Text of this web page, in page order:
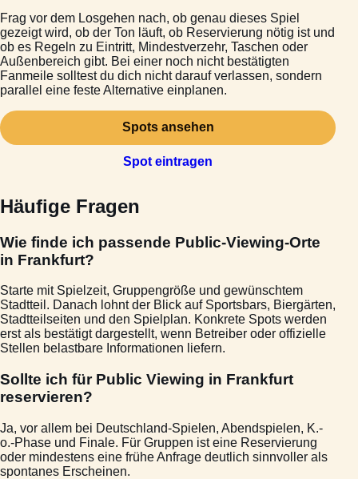
Frag vor dem Losgehen nach, ob genau dieses Spiel
gezeigt wird, ob der Ton läuft, ob Reservierung nötig ist und
ob es Regeln zu Eintritt, Mindestverzehr, Taschen oder
Außenbereich gibt. Bei einer noch nicht bestätigten
Fanmeile solltest du dich nicht darauf verlassen, sondern
parallel eine feste Alternative einplanen.
Spots ansehen
Spot eintragen
Häufige Fragen
Wie finde ich passende Public-Viewing-Orte
in Frankfurt?
Starte mit Spielzeit, Gruppengröße und gewünschtem
Stadtteil. Danach lohnt der Blick auf Sportsbars, Biergärten,
Stadtteilseiten und den Spielplan. Konkrete Spots werden
erst als bestätigt dargestellt, wenn Betreiber oder offizielle
Stellen belastbare Informationen liefern.
Sollte ich für Public Viewing in Frankfurt
reservieren?
Ja, vor allem bei Deutschland-Spielen, Abendspielen, K.-
o.-Phase und Finale. Für Gruppen ist eine Reservierung
oder mindestens eine frühe Anfrage deutlich sinnvoller als
spontanes Erscheinen.